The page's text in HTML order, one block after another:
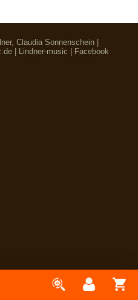
Claudia Sonnenschein |
Lindner-music Facebook